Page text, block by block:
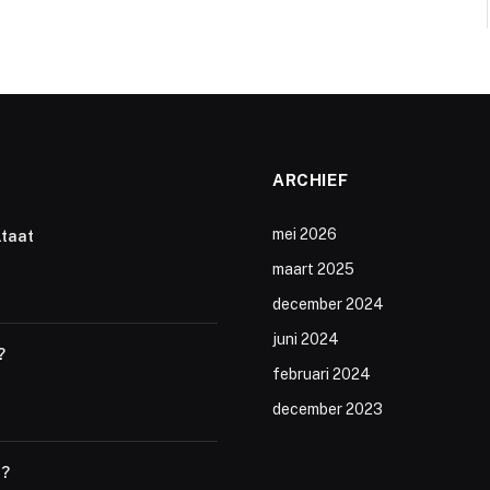
ARCHIEF
mei 2026
maart 2025
december 2024
juni 2024
februari 2024
december 2023